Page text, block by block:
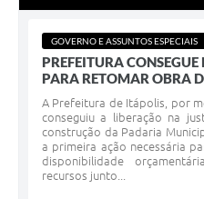
GOVERNO E ASSUNTOS ESPECIAIS
PREFEITURA
PARA RETOMAR OBRA
A Prefeitura de Itápolis, por
conseguiu a liberação na
construção da Padaria
a primeira ação necessária
disponibilidade
recursos junto...